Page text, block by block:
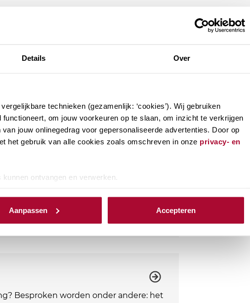
Details Over
technieken (gezamenlijk: ‘cookies’). Wij gebruiken
om jouw voorkeuren op te slaan, om inzicht te verkrijgen
jouw onlinegedrag voor gepersonaliseerde advertenties. Door op
het gebruik van alle cookies zoals omschreven in onze privacy- en
kunnen ontvangen en verwerken.
Aanpassen Accepteren
onderdeel zijn van jouw
laatste ontwikkelingen. Bij RB
Besproken worden onder andere: het